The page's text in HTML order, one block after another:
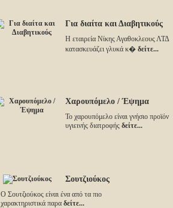
Για διαίτα και Διαβητικούς
Η εταιρεία Νίκης Αγαθοκλεους ΛΤΔ
κατασκευάζει γλυκά κ� δείτε...
Χαρουπόμελο / Έψημα
Το χαρουπόμελο είναι γνήσιο προϊόν
υγιεινής διατροφής δείτε...
Σουτζιούκος
Ο Σουτζιούκος είναι ένα από τα πιο
χαρακτηριστικά παρα δείτε...